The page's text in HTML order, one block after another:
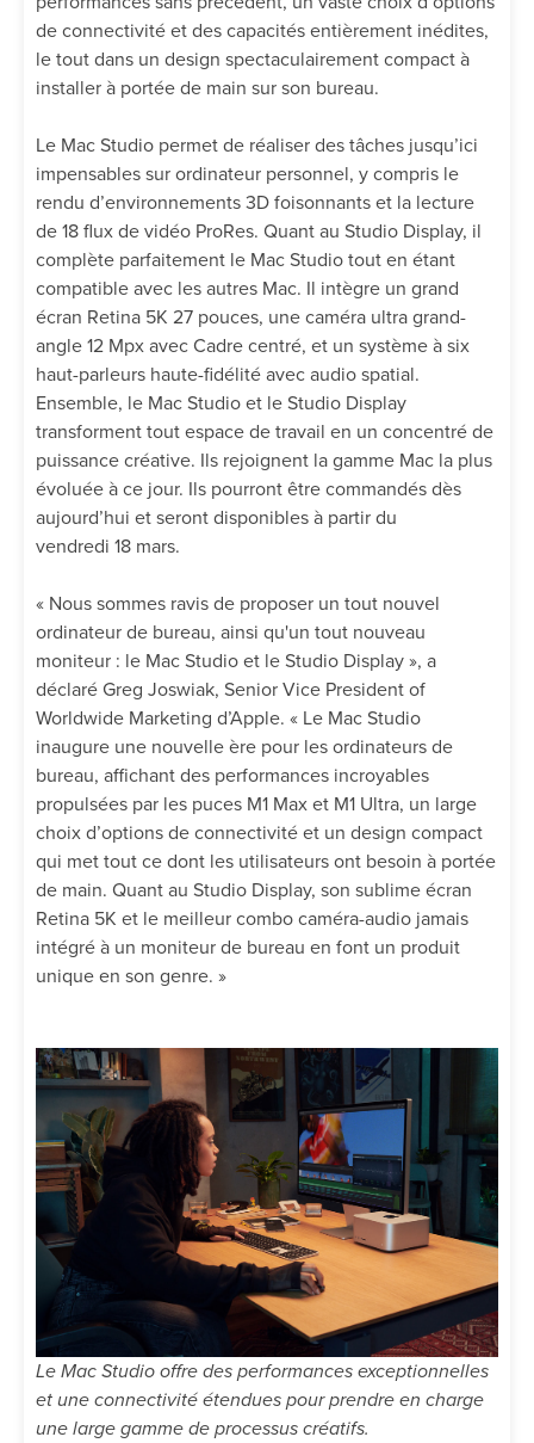
de connectivité et des capacités entièrement inédites,
le tout dans un design spectaculairement compact à
installer à portée de main sur son bureau.
Le Mac Studio permet de réaliser des tâches jusqu’ici
impensables sur ordinateur personnel, y compris le
rendu d’environnements 3D foisonnants et la lecture
de 18 flux de vidéo ProRes. Quant au Studio Display, il
complète parfaitement le Mac Studio tout en étant
compatible avec les autres Mac. Il intègre un grand
écran Retina 5K 27 pouces, une caméra ultra grand-
angle 12 Mpx avec Cadre centré, et un système à six
haut-parleurs haute-fidélité avec audio spatial.
Ensemble, le Mac Studio et le Studio Display
transforment tout espace de travail en un concentré de
puissance créative. Ils rejoignent la gamme Mac la plus
évoluée à ce jour. Ils pourront être commandés dès
aujourd’hui et seront disponibles à partir du
vendredi 18 mars.
« Nous sommes ravis de proposer un tout nouvel
ordinateur de bureau, ainsi qu'un tout nouveau
moniteur : le Mac Studio et le Studio Display », a
déclaré Greg Joswiak, Senior Vice President of
Worldwide Marketing d’Apple. « Le Mac Studio
inaugure une nouvelle ère pour les ordinateurs de
bureau, affichant des performances incroyables
propulsées par les puces M1 Max et M1 Ultra, un large
choix d’options de connectivité et un design compact
qui met tout ce dont les utilisateurs ont besoin à portée
de main. Quant au Studio Display, son sublime écran
Retina 5K et le meilleur combo caméra-audio jamais
intégré à un moniteur de bureau en font un produit
unique en son genre. »
Le Mac Studio offre des performances exceptionnelles
et une connectivité étendues pour prendre en charge
une large gamme de processus créatifs.